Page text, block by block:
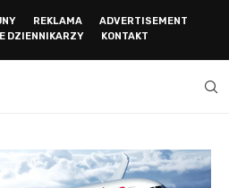
REKLAMA
ADVERTISEMENT
DZIENNIKARZY
KONTAKT